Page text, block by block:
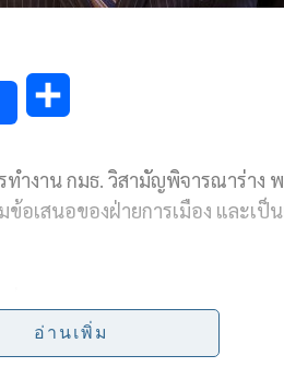
a
r
ทำงาน กมธ. วิสามัญพิจารณาร่าง
อเสนอของฝ่ายการเมือง และเป็
อ พรรคภูมิใจไทย (ภท.) ในฐานะ
(ฉบับที่…) พ.ศ. …….) ได้ยืนยันมาเส
วน โดยมี กมธ.ขอสงวนคำแปรญัต
อ่านเพิ่ม